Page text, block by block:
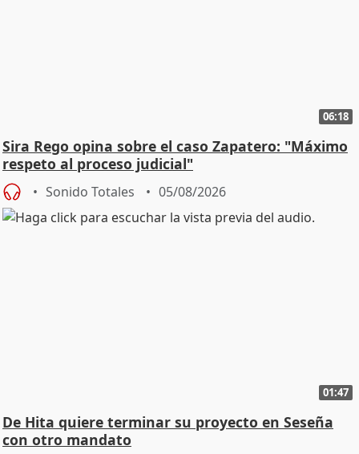
06:18
Sira Rego opina sobre el caso Zapatero: "Máximo
respeto al proceso judicial"
Sonido Totales 05/08/2026
01:47
De Hita quiere terminar su proyecto en Seseña
con otro mandato